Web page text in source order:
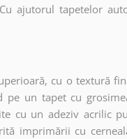
ajutorul tapetelor
cu o textură
pe un tapet cu
cu un adeziv acrilic
imprimării cu